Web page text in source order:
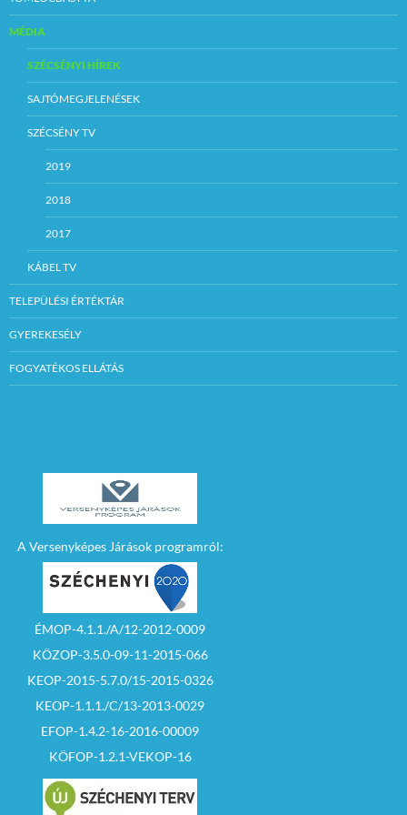
MÉDIA
SZÉCSÉNYI HÍREK
SAJTÓMEGJELENÉSEK
SZÉCSÉNY TV
2019
2018
2017
KÁBEL TV
TELEPÜLÉSI ÉRTÉKTÁR
GYEREKESÉLY
FOGYATÉKOS ELLÁTÁS
A Versenyképes Járások programról:
ÉMOP-4.1.1./A/12-2012-0009
KÖZOP-3.5.0-09-11-2015-066
KEOP-2015-5.7.0/15-2015-0326
KEOP-1.1.1./C/13-2013-0029
EFOP-1.4.2-16-2016-00009
KÖFOP-1.2.1-VEKOP-16